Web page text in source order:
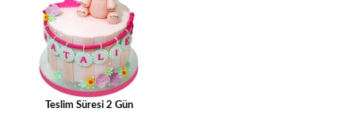
Teslim Süresi 2 Gün